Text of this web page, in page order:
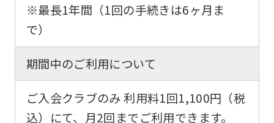
※最長1年間（1回の手続きは6ヶ月ま
で）
期間中のご利用について
ご入会クラブのみ 利用料1回1,100円（税
込）にて、月2回までご利用できます。